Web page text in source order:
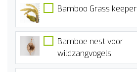
Bamboo Grass keeper
Bamboe nest voor
wildzangvogels